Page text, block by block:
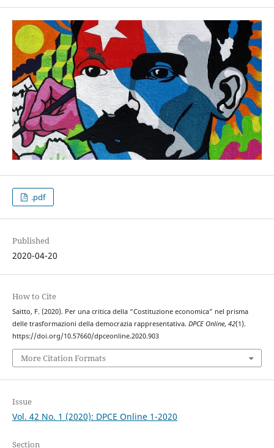
.pdf
Published
2020-04-20
How to Cite
Saitto, F. (2020). Per una critica della “Costituzione economica” nel prisma
delle trasformazioni della democrazia rappresentativa. DPCE Online, 42(1).
https://doi.org/10.57660/dpceonline.2020.903
More Citation Formats
Issue
Vol. 42 No. 1 (2020): DPCE Online 1-2020
Section